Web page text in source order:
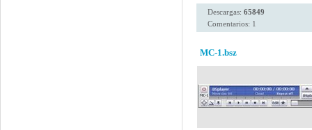
Descargas: 65849
Comentarios: 1
MC-1.bsz